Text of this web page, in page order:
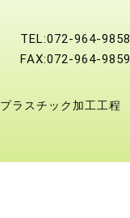
TEL:072-964-9858
FAX:072-964-9859
プラスチック加工工程